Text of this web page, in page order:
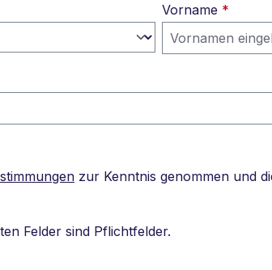
Vorname *
zur Kenntnis genommen und
Felder sind Pflichtfelder.